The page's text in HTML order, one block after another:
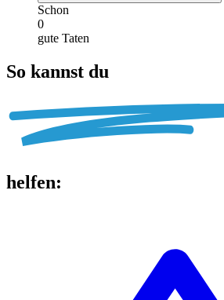
Schon
0
gute Taten
So kannst du
helfen: